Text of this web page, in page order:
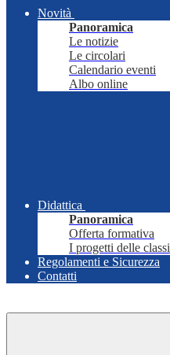
Novità
Panoramica
Le notizie
Le circolari
Calendario eventi
Albo online
Didattica
Panoramica
Offerta formativa
I progetti delle classi
Regolamenti e Sicurezza
Contatti